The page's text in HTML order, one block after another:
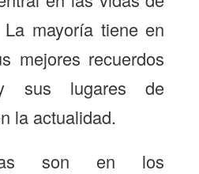
mayoría tiene en
mejores recuerdos
sus lugares de
la actualidad.
son en los